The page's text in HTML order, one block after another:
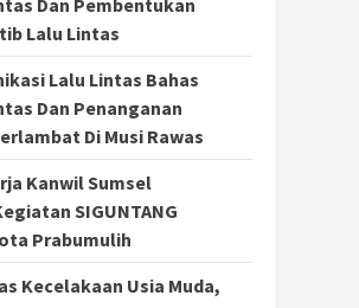
Dan Pembentukan
Lalu Lintas
Lalu Lintas Bahas
Dan Penanganan
Di Musi Rawas
Kanwil Sumsel
SIGUNTANG
Prabumulih
Kecelakaan Usia Muda,